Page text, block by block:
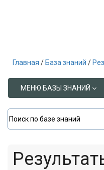
Главная База знаний
МЕНЮ БАЗЫ ЗНАНИЙ